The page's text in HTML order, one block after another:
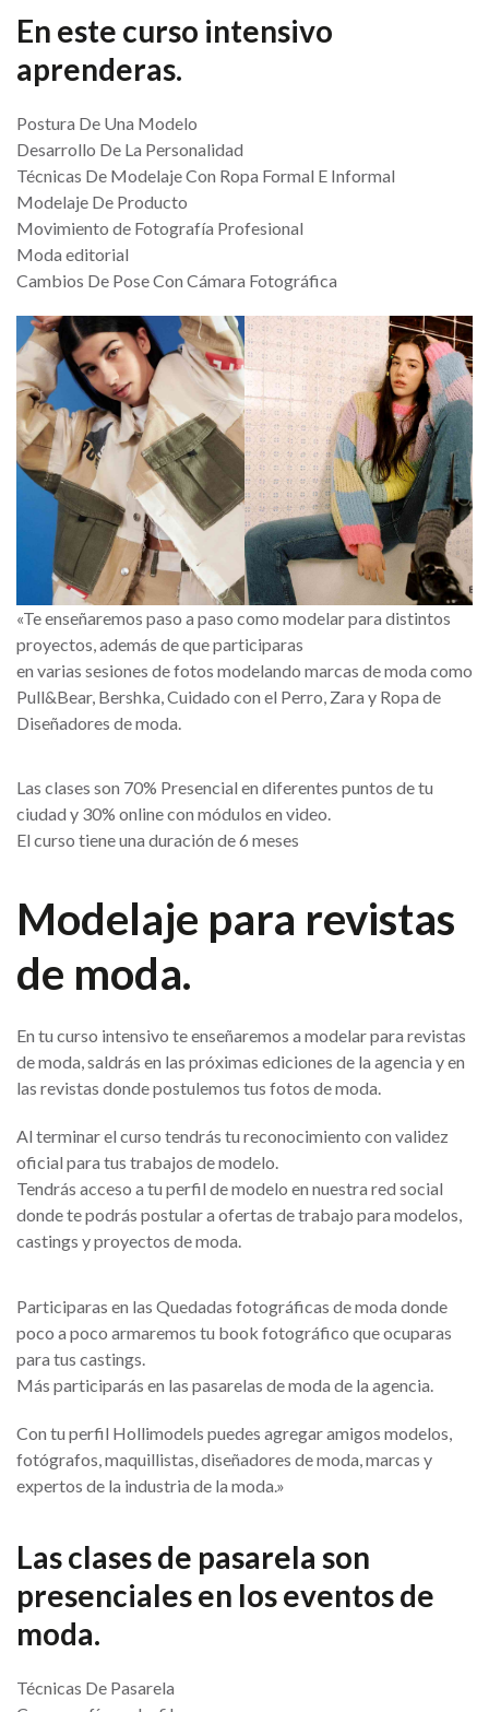
En este curso intensivo
aprenderas.
Postura De Una Modelo
Desarrollo De La Personalidad
Técnicas De Modelaje Con Ropa Formal E Informal
Modelaje De Producto
Movimiento de Fotografía Profesional
Moda editorial
Cambios De Pose Con Cámara Fotográfica
«Te enseñaremos paso a paso como modelar para distintos
proyectos, además de que participaras
en varias sesiones de fotos modelando marcas de moda como
Pull&Bear, Bershka, Cuidado con el Perro, Zara y Ropa de
Diseñadores de moda.
Las clases son 70% Presencial en diferentes puntos de tu
ciudad y 30% online con módulos en video.
El curso tiene una duración de 6 meses
Modelaje para revistas
de moda.
En tu curso intensivo te enseñaremos a modelar para revistas
de moda, saldrás en las próximas ediciones de la agencia y en
las revistas donde postulemos tus fotos de moda.
Al terminar el curso tendrás tu reconocimiento con validez
oficial para tus trabajos de modelo.
Tendrás acceso a tu perfil de modelo en nuestra red social
donde te podrás postular a ofertas de trabajo para modelos,
castings y proyectos de moda.
Participaras en las Quedadas fotográficas de moda donde
poco a poco armaremos tu book fotográfico que ocuparas
para tus castings.
Más participarás en las pasarelas de moda de la agencia.
Con tu perfil Hollimodels puedes agregar amigos modelos,
fotógrafos, maquillistas, diseñadores de moda, marcas y
expertos de la industria de la moda.»
Las clases de pasarela son
presenciales en los eventos de
moda.
Técnicas De Pasarela